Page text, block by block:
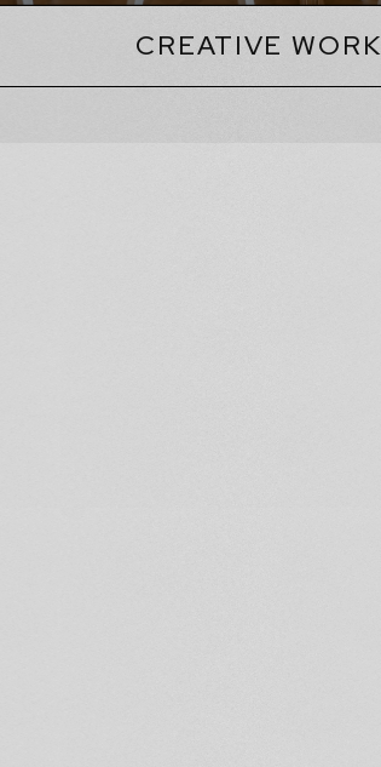
CREATIVE WORK